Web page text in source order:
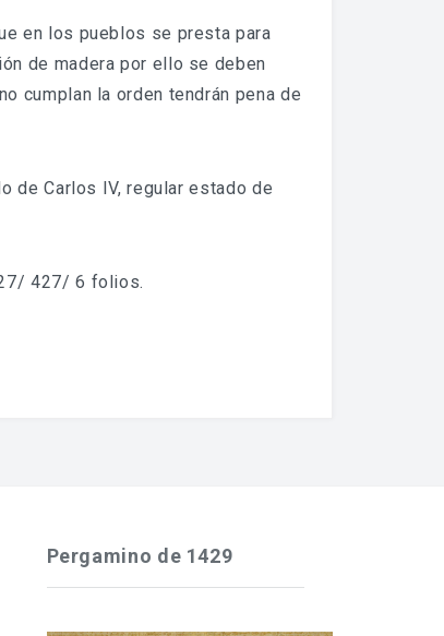
en los pueblos se presta para
de madera por ello se deben
cumplan la orden tendrán pena de
de Carlos IV, regular estado de
427/ 6 folios.
Pergamino de 1429